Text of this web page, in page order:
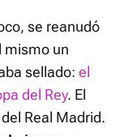
se reanudó
mismo un
sellado: el
del Rey. El
Real Madrid.